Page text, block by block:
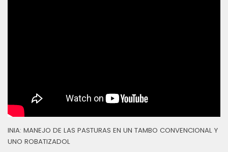
INIA: MANEJO DE LAS PASTURAS EN UN TAMBO CONVENCIONAL Y
UNO ROBATIZADOL